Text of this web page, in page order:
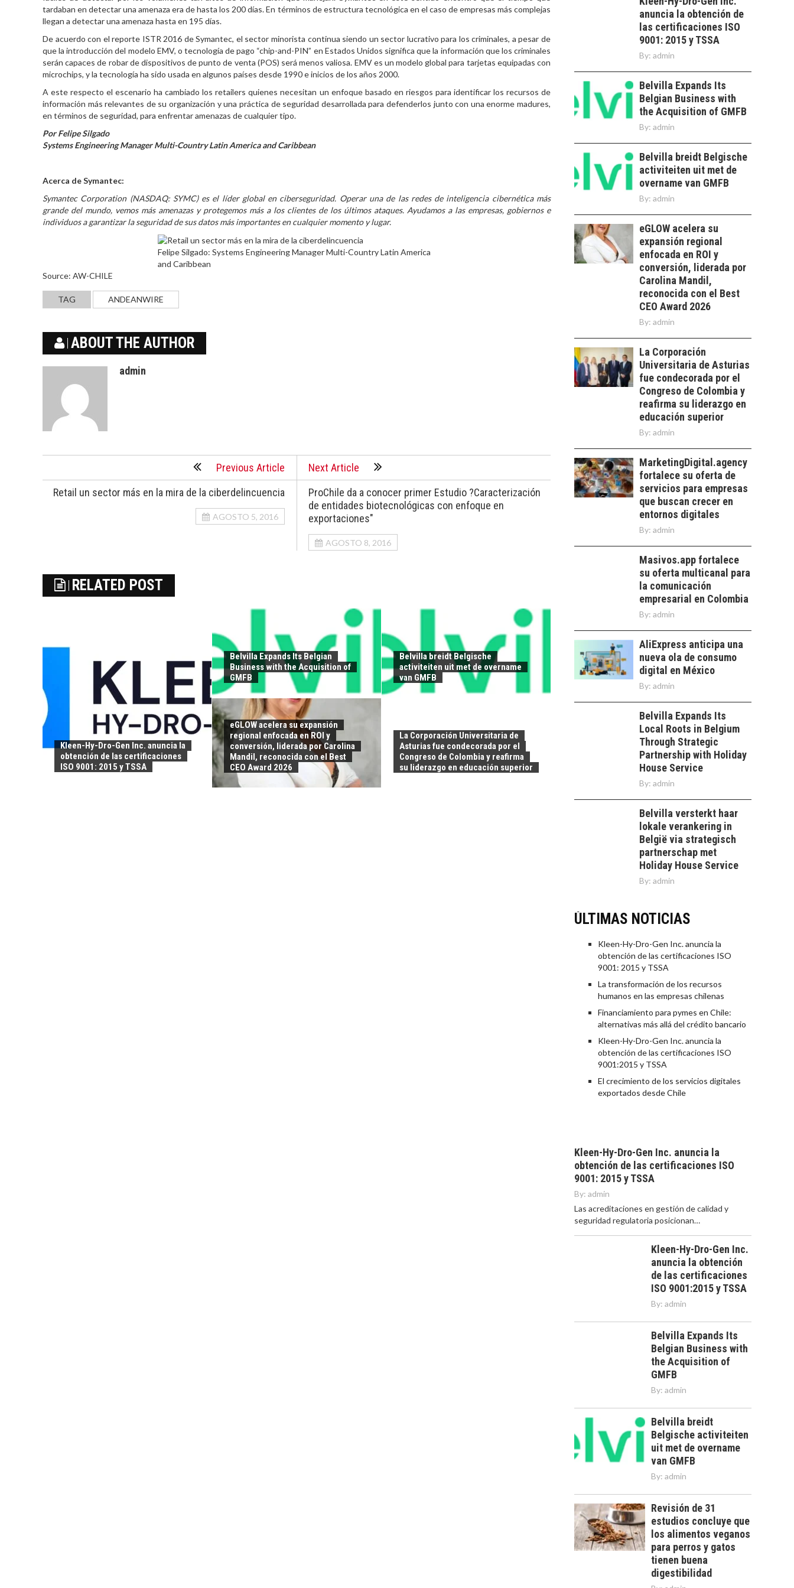
tardaban en detectar una amenaza era de hasta los 200 días. En términos de estructura tecnológica en el caso de empresas más complejas
llegan a detectar una amenaza hasta en 195 días.
De acuerdo con el reporte ISTR 2016 de Symantec, el sector minorista continua siendo un sector lucrativo para los criminales, a pesar de
que la introducción del modelo EMV, o tecnología de pago “chip-and-PIN” en Estados Unidos significa que la información que los criminales
serán capaces de robar de dispositivos de punto de venta (POS) será menos valiosa. EMV es un modelo global para tarjetas equipadas con
microchips, y la tecnología ha sido usada en algunos países desde 1990 e inicios de los años 2000.
A este respecto el escenario ha cambiado los retailers quienes necesitan un enfoque basado en riesgos para identificar los recursos de
información más relevantes de su organización y una práctica de seguridad desarrollada para defenderlos junto con una enorme madures,
en términos de seguridad, para enfrentar amenazas de cualquier tipo.
Por Felipe Silgado
Systems Engineering Manager Multi-Country Latin America and Caribbean
Acerca de Symantec:
Symantec Corporation (NASDAQ: SYMC) es el líder global en ciberseguridad. Operar una de las redes de inteligencia cibernética más
grande del mundo, vemos más amenazas y protegemos más a los clientes de los últimos ataques. Ayudamos a las empresas, gobiernos e
individuos a garantizar la seguridad de sus datos más importantes en cualquier momento y lugar.
Felipe Silgado: Systems Engineering Manager Multi-Country Latin America
and Caribbean
Source: AW-CHILE
TAG ANDEANWIRE
ABOUT THE AUTHOR
admin
Previous Article
Retail un sector más en la mira de la ciberdelincuencia
AGOSTO 5, 2016
Next Article
ProChile da a conocer primer Estudio ?Caracterización
de entidades biotecnológicas con enfoque en
exportaciones"
AGOSTO 8, 2016
RELATED POST
Kleen-Hy-Dro-Gen Inc. anuncia la
obtención de las certificaciones
ISO 9001: 2015 y TSSA
Belvilla Expands Its Belgian
Business with the Acquisition of
GMFB
Belvilla breidt Belgische
activiteiten uit met de overname
van GMFB
eGLOW acelera su expansión
regional enfocada en ROI y
conversión, liderada por Carolina
Mandil, reconocida con el Best
CEO Award 2026
La Corporación Universitaria de
Asturias fue condecorada por el
Congreso de Colombia y reafirma
su liderazgo en educación superior
Minería chilena: un
pilar estratégico ante
el reto ineludible de…
Capital de riesgo en
Chile: motor de
innovación para
startups…
LA
TRANSFORMACIÓN
DE LOS RECURSOS
HUMANOS EN LAS
EMPRESAS
CHILENAS
La transformación
estratégica de los
las empresas…
FINANCIAMIENTO
PARA PYMES EN
CHILE:
ALTERNATIVAS MÁS
ALLÁ DEL CRÉDITO
Financiamiento para
pymes en Chile:
alternativas que
trascienden el
crédito…
EL CRECIMIENTO DE
LOS SERVICIOS
DIGITALES
EXPORTADOS DESDE
CHILE
El auge de las
exportaciones de
servicios digitales en
TURISMO EN EL
DESIERTO DE
ATACAMA:
OPORTUNIDADES
PARA EL
DESARROLLO LOCAL
El Desierto de
Atacama: Motor
Estratégico para el
anuncia la obtención de
las certificaciones ISO
9001: 2015 y TSSA
By: admin
Belvilla Expands Its
Belgian Business with
the Acquisition of GMFB
By: admin
Belvilla breidt Belgische
activiteiten uit met de
overname van GMFB
By: admin
eGLOW acelera su
expansión regional
enfocada en ROI y
conversión, liderada por
Carolina Mandil,
reconocida con el Best
CEO Award 2026
By: admin
La Corporación
Universitaria de Asturias
fue condecorada por el
Congreso de Colombia y
reafirma su liderazgo en
educación superior
By: admin
MarketingDigital.agency
fortalece su oferta de
servicios para empresas
que buscan crecer en
entornos digitales
By: admin
Masivos.app fortalece
su oferta multicanal para
la comunicación
empresarial en Colombia
By: admin
AliExpress anticipa una
nueva ola de consumo
digital en México
By: admin
Belvilla Expands Its
Local Roots in Belgium
Through Strategic
Partnership with Holiday
House Service
By: admin
Belvilla versterkt haar
lokale verankering in
België via strategisch
partnerschap met
Holiday House Service
By: admin
ÚLTIMAS NOTICIAS
Kleen-Hy-Dro-Gen Inc. anuncia la
obtención de las certificaciones ISO
9001: 2015 y TSSA
La transformación de los recursos
humanos en las empresas chilenas
Financiamiento para pymes en Chile:
alternativas más allá del crédito bancario
Kleen-Hy-Dro-Gen Inc. anuncia la
obtención de las certificaciones ISO
9001:2015 y TSSA
El crecimiento de los servicios digitales
exportados desde Chile
Kleen-Hy-Dro-Gen Inc. anuncia la
obtención de las certificaciones ISO
9001: 2015 y TSSA
By: admin
Las acreditaciones en gestión de calidad y
seguridad regulatoria posicionan…
Kleen-Hy-Dro-Gen Inc.
anuncia la obtención
de las certificaciones
ISO 9001:2015 y TSSA
By: admin
Belvilla Expands Its
Belgian Business with
the Acquisition of
GMFB
By: admin
Belvilla breidt
Belgische activiteiten
uit met de overname
van GMFB
By: admin
Revisión de 31
estudios concluye que
los alimentos veganos
para perros y gatos
tienen buena
digestibilidad